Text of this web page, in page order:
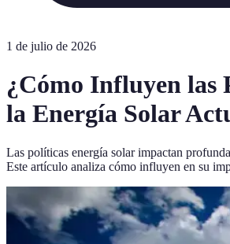
1 de julio de 2026
¿Cómo Influyen las
la Energía Solar
Las políticas energía solar impactan
Este artículo analiza cómo influyen en su